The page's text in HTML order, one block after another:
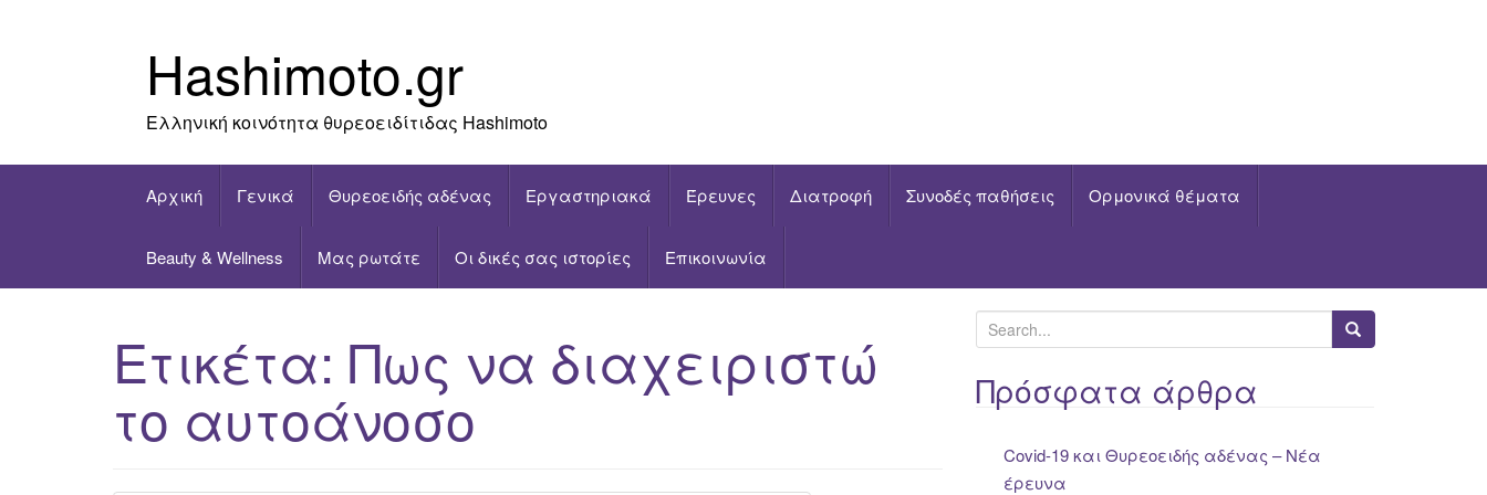
Hashimoto.gr
Ελληνική κοινότητα θυρεοειδίτιδας Hashimoto
Αρχική Γενικά Θυρεοειδής αδένας Εργαστηριακά Έρευνες Διατροφή Συνοδές παθήσεις Ορμονικά θέματα
Beauty & Wellness Μας ρωτάτε Οι δικές σας ιστορίες Επικοινωνία
Ετικέτα: Πως να διαχειριστώ
το αυτοάνοσο
e
a
rΠρόσφατα άρθρα
Covid-19 και Θυρεοειδής αδένας – Νέα
έρευνα